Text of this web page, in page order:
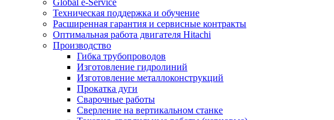
Техническая поддержка и обучение
Расширенная гарантия и сервисные контракты
Оптимальная работа двигателя Hitachi
Производство
Гибка трубопроводов
Изготовление гидролиний
Изготовление металлоконструкций
Прокатка дуги
Сварочные работы
Сверление на вертикальном станке